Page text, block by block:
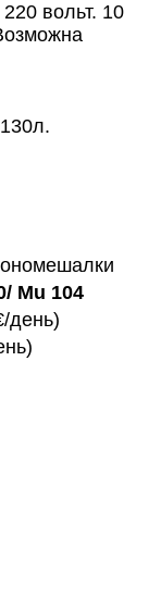
вольт. 10
Mu 104
день)